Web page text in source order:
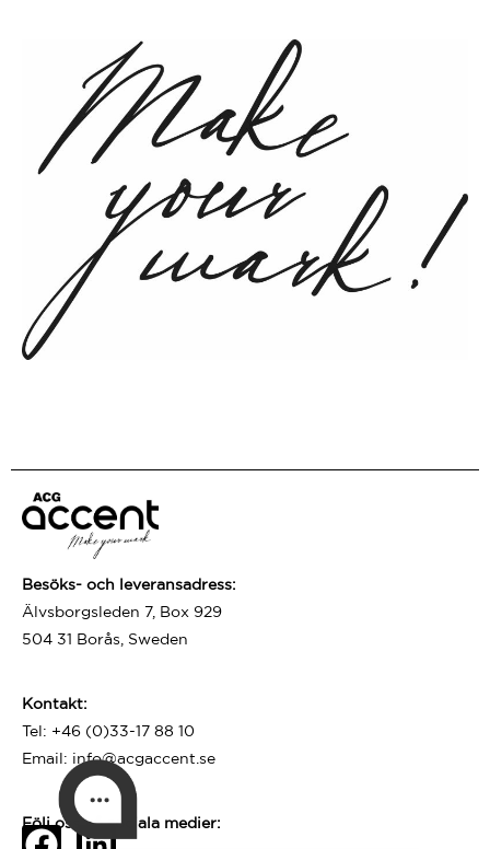
Besöks- och leveransadress:
Älvsborgsleden 7, Box 929
504 31 Borås, Sweden
Kontakt:
Tel: +46 (0)33-17 88 10
Email: info@acgaccent.se
Följ oss på sociala medier: